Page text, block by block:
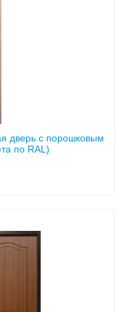
дверь с порошковым
по RAL)